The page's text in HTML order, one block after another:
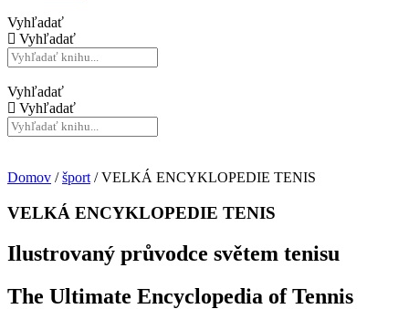
Vyhľadať
Vyhľadať
Vyhľadať
Vyhľadať
Domov /šport / VELKÁ ENCYKLOPEDIE TENIS
VELKÁ ENCYKLOPEDIE TENIS
Ilustrovaný průvodce světem tenisu
The Ultimate Encyclopedia of Tennis